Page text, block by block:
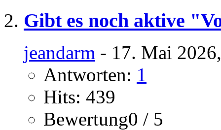
Gibt es noch aktive
jeandarm - 17. Mai
Antworten: 1
Hits: 439
Bewertung0 / 5